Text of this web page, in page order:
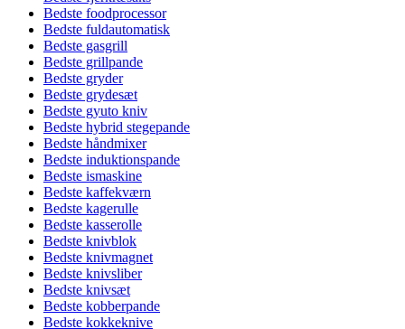
Bedste foodprocessor
Bedste fuldautomatisk
Bedste gasgrill
Bedste grillpande
Bedste gryder
Bedste grydesæt
Bedste gyuto kniv
Bedste hybrid stegepande
Bedste håndmixer
Bedste induktionspande
Bedste ismaskine
Bedste kaffekværn
Bedste kagerulle
Bedste kasserolle
Bedste knivblok
Bedste knivmagnet
Bedste knivsliber
Bedste knivsæt
Bedste kobberpande
Bedste kokkeknive